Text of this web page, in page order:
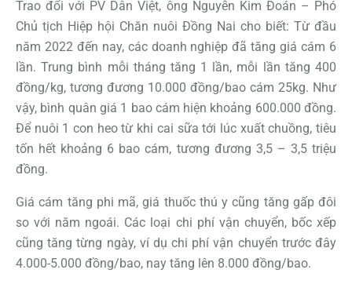
Trao đổi với PV Dân Việt, ông Nguyễn Kim Đoán – Phó
Chủ tịch Hiệp hội Chăn nuôi Đồng Nai cho biết: Từ đầu
năm 2022 đến nay, các doanh nghiệp đã tăng giá cám 6
lần. Trung bình mỗi tháng tăng 1 lần, mỗi lần tăng 400
đồng/kg, tương đương 10.000 đồng/bao cám 25kg. Như
vậy, bình quân giá 1 bao cám hiện khoảng 600.000 đồng.
Để nuôi 1 con heo từ khi cai sữa tới lúc xuất chuồng, tiêu
tốn hết khoảng 6 bao cám, tương đương 3,5 – 3,5 triệu
đồng.
Giá cám tăng phi mã, giá thuốc thú y cũng tăng gấp đôi
so với năm ngoái. Các loại chi phí vận chuyển, bốc xếp
cũng tăng từng ngày, ví dụ chi phí vận chuyển trước đây
4.000-5.000 đồng/bao, nay tăng lên 8.000 đồng/bao.